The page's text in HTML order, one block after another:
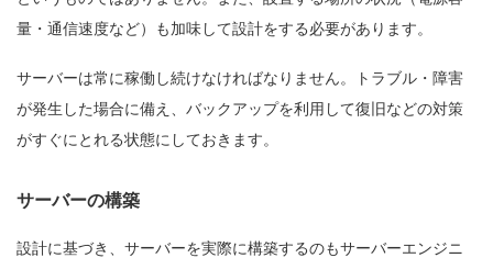
量・通信速度など）も加味して設計をする必要があります。
サーバーは常に稼働し続けなければなりません。トラブル・障害
が発生した場合に備え、バックアップを利用して復旧などの対策
がすぐにとれる状態にしておきます。
サーバーの構築
設計に基づき、サーバーを実際に構築するのもサーバーエンジニ